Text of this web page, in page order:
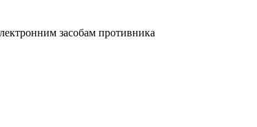
засобам противника